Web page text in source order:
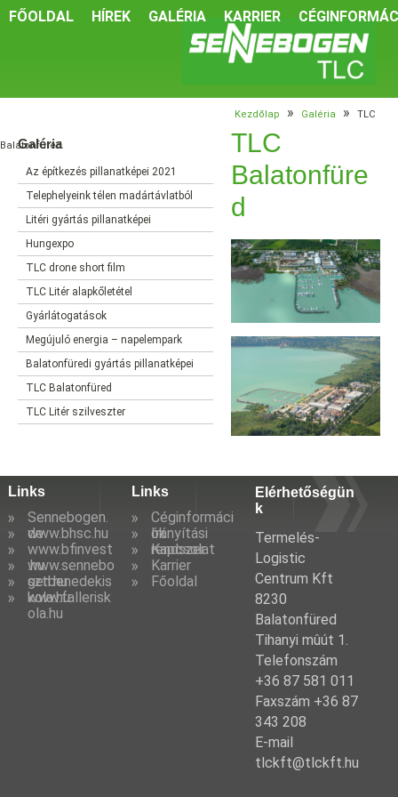
FŐOLDAL HÍREK GALÉRIA KARRIER
Kezdőlap » Galéria » TLC
Balatonfüred
TLC
Balatonfüre
d
Galéria
Az építkezés pillanatképei 2021
Telephelyeink télen madártávlatból
Litéri gyártás pillanatképei
Hungexpo
TLC drone short film
TLC Litér alapkőletétel
Gyárlátogatások
Megújuló energia – napelempark
Balatonfüredi gyártás pillanatképei
TLC Balatonfüred
TLC Litér szilveszter
Links
Sennebogen.
de
www.bhsc.hu
www.bfinvest
.hu
www.sennebo
gen.hu
sztbenedekis
kola.hu
www.fallerisk
ola.hu
Links
Céginformáci
ók
Irányítási
rendszer
Kapcsolat
Karrier
Főoldal
Elérhetőségün
k
Termelés-
Logistic
Centrum Kft
8230
Balatonfüred
Tihanyi mûút 1.
Telefonszám
+36 87 581 011
Faxszám +36 87
343 208
E-mail
tlckft@tlckft.hu